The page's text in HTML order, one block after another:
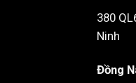
380
Ninh
Đồng